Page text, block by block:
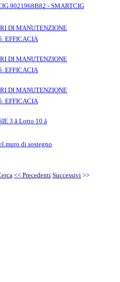
9021968B82 - SMARTCIG
DI MANUTENZIONE
EFFICACIA
DI MANUTENZIONE
EFFICACIA
DI MANUTENZIONE
EFFICACIA
Lotto 10 â
muro di sostegno
<< Precedenti Successivi >>